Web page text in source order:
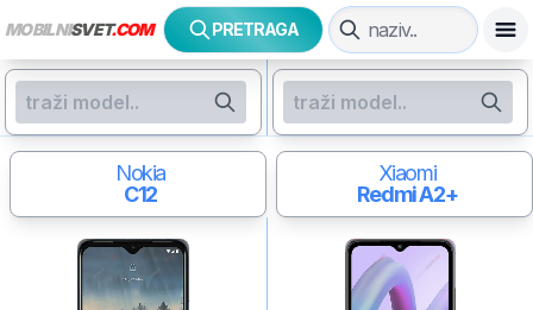
MOBILNISVET.COM PRETRAGA
Nokia
C12
Xiaomi
Redmi A2+